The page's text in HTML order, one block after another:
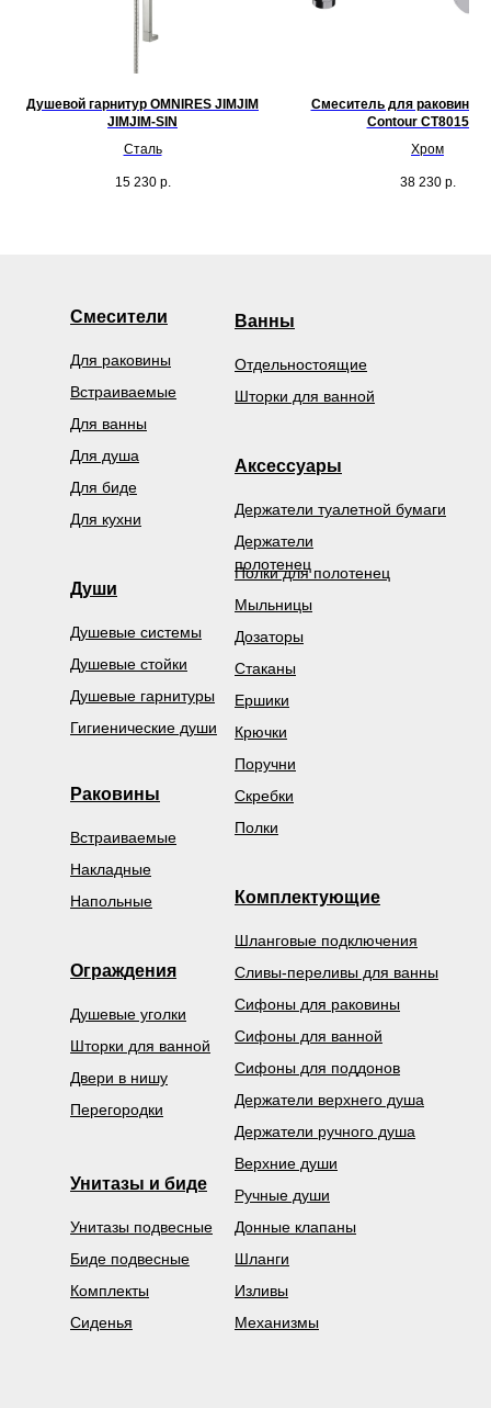
Душевой гарнитур OMNIRES JIMJIM
JIMJIM-SIN
Сталь
15 230 р.
Смеситель для раковины
Contour CT8015CR
Хром
38 230 р.
Смесители
Души
Душевые гарнитуры
Душевые системы
Гигиенические души
Поручни
Скребки
Дозаторы
Полки
Стаканы
Ершики
Верхние души
Ручные души
Крючки
Держатели
полотенец
Мыльницы
Держатели туалетной бумаги
Полки для полотенец
Сифоны для поддонов
Держатели верхнего душа
Держатели ручного душа
Механизмы
Донные клапаны
Шланги
Изливы
Сливы-переливы для ванны
Сифоны для ванной
Шланговые подключения
Сифоны для раковины
Унитазы и биде
Унитазы подвесные
Биде подвесные
Комплекты
Раковины
Встраиваемые
Накладные
Напольные
Встраиваемые
Для биде
Для ванны
Для душа
Для раковины
Для кухни
Ванны
Отдельностоящие
Шторки для ванной
Ограждения
Душевые уголки
Шторки для ванной
Двери в нишу
Перегородки
Аксессуары
Комплектующие
Душевые стойки
Сиденья